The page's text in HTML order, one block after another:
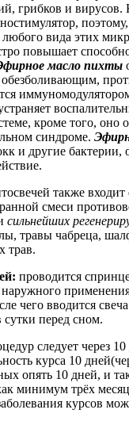
грибков и вирусов.
поэтому,
любого вида этих
повышает
масло пихты
обезболивающим,
кроме того, оно
синдроме.
и другие бактерии,
также
смеси
сильнейших
травы чабреца,
трав.
проводится
наружного
чего вводится
сутки перед сном.
следует через
курса 10
опять 10 дней, и так
минимум трёх
курсов